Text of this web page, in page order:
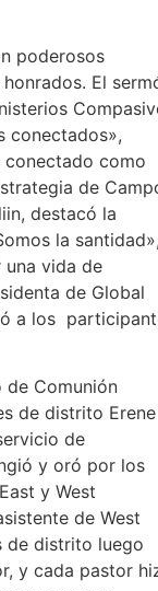
poderosos
El
conectados»,
como
de
destacó la
la
vida de
de Global
a los
de Comunión
de distrito Erene
de
y oró por los
y West
de West
de distrito luego
y cada pastor